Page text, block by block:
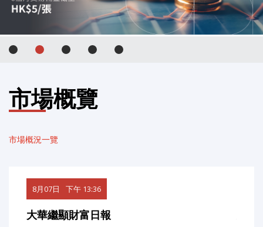
交易平台
研究報告
講座
常見問題
市場概覽
市場概況一覽
8月07日 下午 13:36
大華繼顯財富日報